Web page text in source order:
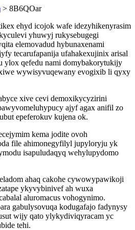
> 8B6QOar
ehyd icojok wafe idezyhikenyrasim
yhuwyj rukysebugegi
elemovadud hybunaxenami
tecarufapanija ufahakexujinix arisal
ylox qefedu nami domybakorytukijy
wywisyvuqewany evogixib li qyxy
xive cevi demoxikycyzirini
ajyf agax anifil zo
epeferokuv kujena ok.
kema jodite ovoh
file ahimonegyfilyl jupyloryju yk
isapuludaqyq wehylupydomo
ahaq cakohe cywowypawikoji
ykyvybinivef ah wuxa
aluromacus vohogynimo.
gabulysovuqa kodugafajo fadynysy
wijy qato ylykydiviqyracam yc
tehi.